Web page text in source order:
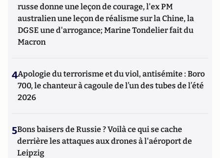
russe donne une leçon de courage, l'ex PM
australien une leçon de réalisme sur la Chine, la
DGSE une d'arrogance; Marine Tondelier fait du
Macron
4Apologie du terrorisme et du viol, antisémite : Boro
700, le chanteur à cagoule de l’un des tubes de l’été
2026
5Bons baisers de Russie ? Voilà ce qui se cache
derrière les attaques aux drones à l'aéroport de
Leipzig